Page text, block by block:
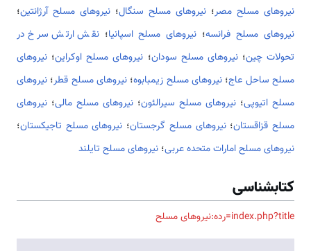
نیروهای مسلح مصر؛ نیروهای مسلح سنگال؛ نیروهای مسلح آرژانتین؛
نیروهای مسلح فرانسه؛ نیروهای مسلح اسپانیا؛نقش ارتش سرخ در
تحولات چین؛نیروهای مسلح سودان؛ نیروهای مسلح اوکراین؛ نیروهای
مسلح ساحل عاج؛ نیروهای مسلح زیمبابوه؛ نیروهای مسلح قطر؛ نیروهای
مسلح اتیوپی؛ نیروهای مسلح سیرالئون؛ نیروهای مسلح مالی؛ نیروهای
مسلح قزاقستان؛نیروهای مسلح گرجستان؛ نیروهای مسلح تاجیکستان؛
نیروهای مسلح امارات متحده عربی؛ نیروهای مسلح تایلند
کتابشناسی
index.php?title=رده:نیروهای مسلح